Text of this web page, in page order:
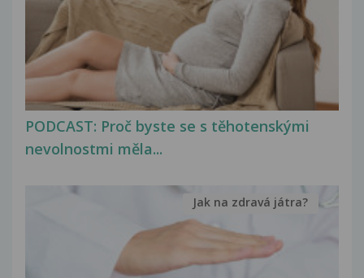
PODCAST: Proč byste se s těhotenskými
nevolnostmi měla...
Jak na zdravá játra?